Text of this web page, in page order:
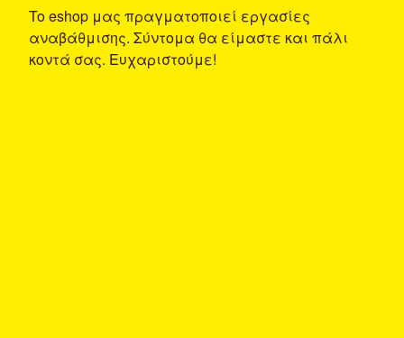
To eshop μας πραγματοποιεί εργασίες
αναβάθμισης. Σύντομα θα είμαστε και πάλι
κοντά σας. Ευχαριστούμε!